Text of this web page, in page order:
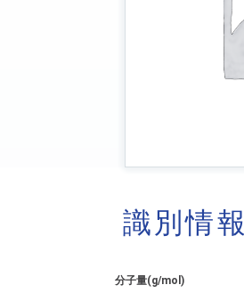
識別情報
分子量(g/mol)